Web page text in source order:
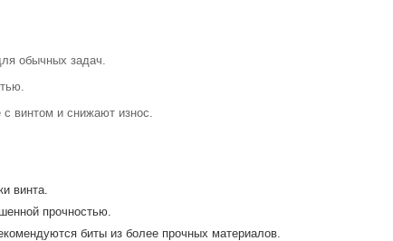
обычных задач.
винтом и снижают износ.
винта.
прочностью.
биты из более прочных материалов.